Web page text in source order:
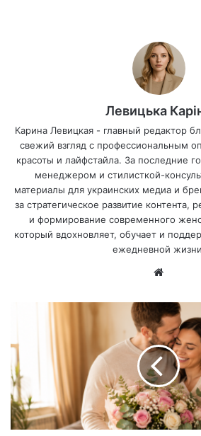
Левицька
Карина Левицкая - главный редактор
свежий взгляд с профессиональным
красоты и лайфстайла. За последние
менеджером и стилисткой-
материалы для украинских медиа и
за стратегическое развитие контента,
и формирование современного
который вдохновляет, обучает и
ежедневной